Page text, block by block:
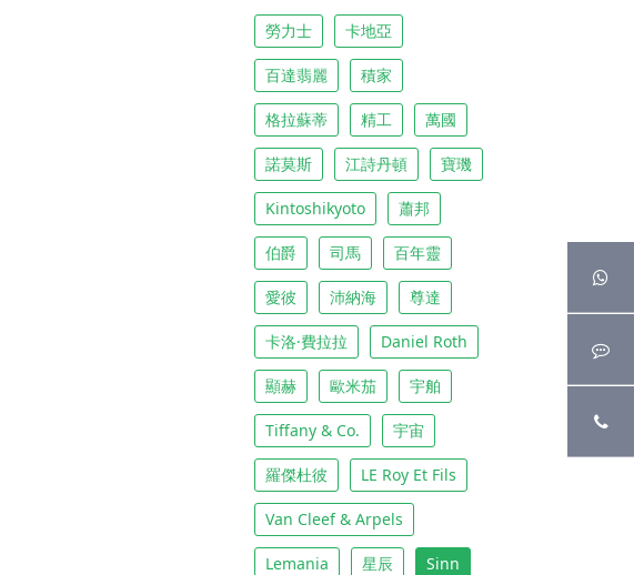
勞力士 卡地亞
百達翡麗 積家
格拉蘇蒂 精工 萬國
諾莫斯 江詩丹頓 寶璣
Kintoshikyoto 蕭邦
伯爵 司馬 百年靈
愛彼 沛納海 尊達
卡洛·費拉拉 Daniel Roth
顯赫 歐米茄 宇舶
Tiffany & Co. 宇宙
羅傑杜彼 LE Roy Et Fils
Van Cleef & Arpels
Lemania 星辰 Sinn